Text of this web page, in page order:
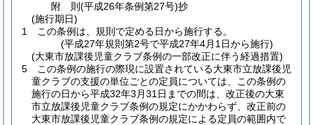
附 則(平成26年条例第27号)抄
(施行期日)
1
この条例は、規則で定める日から施行する。
(平成27年規則第2号で平成27年4月1日から施行)
(大東市放課後児童クラブ条例の一部改正に伴う経過措置)
5
この条例の施行の際現に設置されている大東市立放課後児
童クラブの支援の単位ごとの定員については、この条例の
施行の日から平成32年3月31日までの間は、改正後の大東
市立放課後児童クラブ条例の規定にかかわらず、改正前の
大東市放課後児童クラブ条例の規定による定員の範囲内で